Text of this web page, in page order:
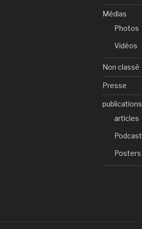
Médias
Photos
Vidéos
Non classé
Presse
publications
articles
Podcast
Posters